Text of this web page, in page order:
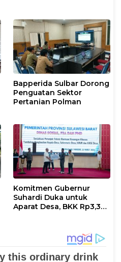
Bapperida Sulbar Dorong
Penguatan Sektor
Pertanian Polman
Komitmen Gubernur
Suhardi Duka untuk
Aparat Desa, BKK Rp3,3